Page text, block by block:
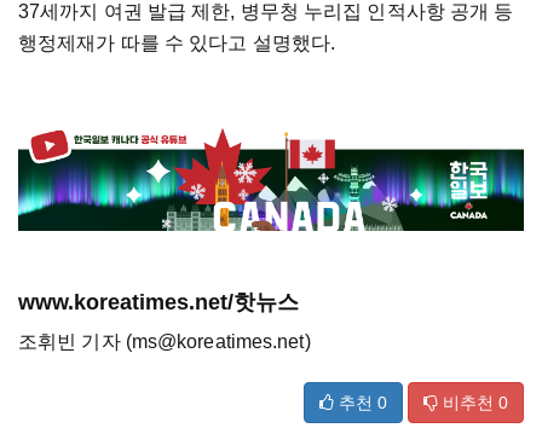
37세까지 여권 발급 제한, 병무청 누리집 인적사항 공개 등
행정제재가 따를 수 있다고 설명했다.
www.koreatimes.net/핫뉴스
조휘빈 기자 (ms@koreatimes.net)
추천 0 비추천 0